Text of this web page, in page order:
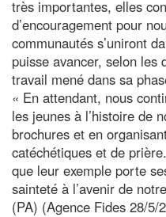
très importantes, elles
d’encouragement pour
communautés s’uniront
puisse avancer, selon les
travail mené dans sa
« En attendant, nous
les jeunes à l’histoire de
brochures et en
catéchétiques et de
que leur exemple porte
sainteté à l’avenir de
(PA) (Agence Fides 28/5/